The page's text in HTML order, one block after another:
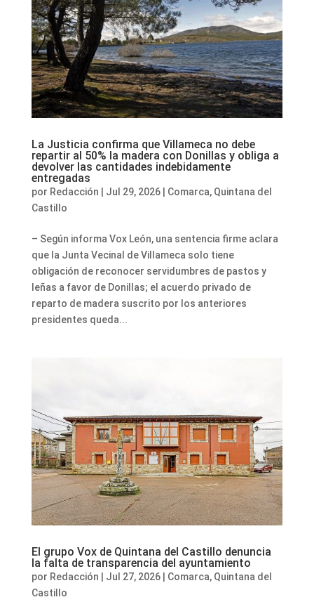
La Justicia confirma que Villameca no debe
repartir al 50% la madera con Donillas y obliga a
devolver las cantidades indebidamente
entregadas
por Redacción Jul 29, 2026| Comarca, Quintana del
Castillo
– Según informa Vox León, una sentencia firme aclara
que la Junta Vecinal de Villameca solo tiene
obligación de reconocer servidumbres de pastos y
leñas a favor de Donillas; el acuerdo privado de
reparto de madera suscrito por los anteriores
presidentes queda...
El grupo Vox de Quintana del Castillo denuncia
la falta de transparencia del ayuntamiento
por Redacción Jul 27, 2026| Comarca, Quintana del
Castillo